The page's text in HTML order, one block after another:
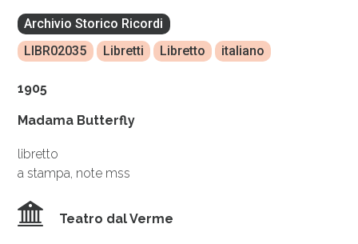
Archivio Storico Ricordi
LIBR02035
Libretti Libretto italiano
1905
Madama Butterfly
libretto
a stampa, note mss
Teatro dal Verme